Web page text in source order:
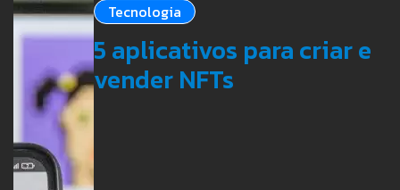
Tecnologia
5 aplicativos para criar e
vender NFTs